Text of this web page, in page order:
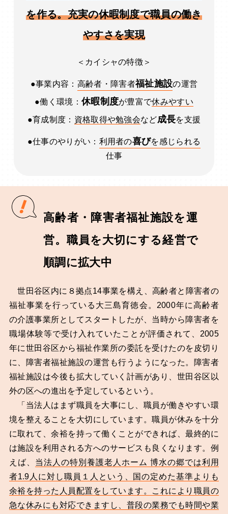
を作る。充実の休暇制度で職員の働き
やすさを実現
＜カイシャの特徴＞
●事業内容： 高齢者・障害者福祉施設の運営
●働く環境： 休暇制度が豊富で休みやすい
●育成制度： 資格取得や勉強会など成長を支援
●仕事のやりがい： 利用者の喜びを感じられる
仕事
高齢者・障害者福祉施設を運
営。職員を大切にする経営で
順調に拡大中
世田谷区内に８拠点14事業を構え、高齢者と障害者の
福祉事業を行っている大三島育徳会。2000年に高齢者
の介護事業所としてスタートしたが、当時から障害者を
職場体験等で受け入れていたことが評価されて、2005
年に世田谷区から福祉作業所の委託を受けたのを皮切り
に、障害者福祉施設の運営も行うようになった。障害者
福祉施設は今後も拡大していく計画があり、世田谷区以
外の区への進出を予定しているという。
「当法人はまず職員を大事にし、職員が働きやすい環
境を整えることを大切にしています。職員が休みを十分
に取れて、余裕を持って働くことができれば、最終的に
は施設を利用される方へのサービスも良くなります。例
えば、 当法人の特別養護老人ホーム 博水の郷では利用
者1.9人に対し職員１人という、国の定めた基準よりも
余裕を持った人員配置をしています。これにより職員の
急な休みにも対応できますし、普段の業務でも時間や業